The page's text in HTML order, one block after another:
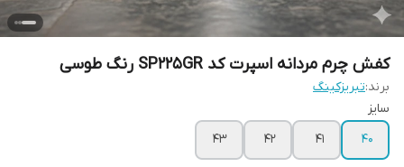
کفش چرم مردانه اسپرت کد SP225GR رنگ طوسی
برند:تبریزکینگ
سایز
40
41
42
43